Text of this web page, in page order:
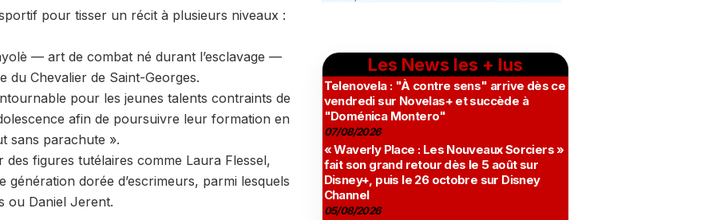
pour tisser un récit à plusieurs niveaux :
— art de combat né durant l’esclavage —
du Chevalier de Saint-Georges.
pour les jeunes talents contraints de
afin de poursuivre leur formation en
sans parachute ».
des figures tutélaires comme Laura Flessel,
génération dorée d’escrimeurs, parmi lesquels
ou Daniel Jerent.
Les News les + lus
Telenovela : "À contre sens" arrive dès ce
vendredi sur Novelas+ et succède à
"Doménica Montero"
07/08/2026
« Waverly Place : Les Nouveaux Sorciers »
fait son grand retour dès le 5 août sur
Disney+, puis le 26 octobre sur Disney
Channel
05/08/2026